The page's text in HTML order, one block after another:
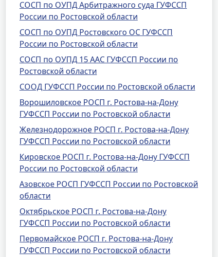
СОСП по ОУПД Арбитражного суда ГУФССП
России по Ростовской области
СОСП по ОУПД Ростовского ОС ГУФССП
России по Ростовской области
СОСП по ОУПД 15 ААС ГУФССП России по
Ростовской области
СООД ГУФССП России по Ростовской области
Ворошиловское РОСП г. Ростова-на-Дону
ГУФССП России по Ростовской области
Железнодорожное РОСП г. Ростова-на-Дону
ГУФССП России по Ростовской области
Кировское РОСП г. Ростова-на-Дону ГУФССП
России по Ростовской области
Азовское РОСП ГУФССП России по Ростовской
области
Октябрьское РОСП г. Ростова-на-Дону
ГУФССП России по Ростовской области
Первомайское РОСП г. Ростова-на-Дону
ГУФССП России по Ростовской области